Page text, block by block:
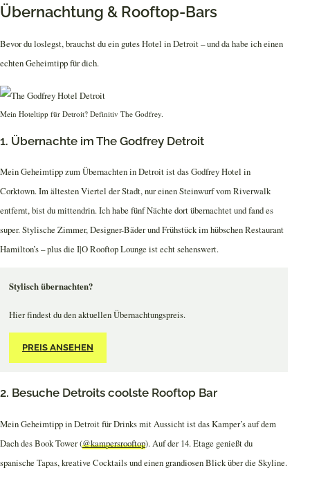
Übernachtung & Rooftop-Bars
Bevor du loslegst, brauchst du ein gutes Hotel in Detroit – und da habe ich einen
echten Geheimtipp für dich.
Mein Hoteltipp für Detroit? Definitiv The Godfrey.
1. Übernachte im The Godfrey Detroit
Mein Geheimtipp zum Übernachten in Detroit ist das Godfrey Hotel in
Corktown. Im ältesten Viertel der Stadt, nur einen Steinwurf vom Riverwalk
entfernt, bist du mittendrin. Ich habe fünf Nächte dort übernachtet und fand es
super. Stylische Zimmer, Designer-Bäder und Frühstück im hübschen Restaurant
Hamilton’s – plus die I|O Rooftop Lounge ist echt sehenswert.
Stylisch übernachten?
Hier findest du den aktuellen Übernachtungspreis.
PREIS ANSEHEN
2. Besuche Detroits coolste Rooftop Bar
Mein Geheimtipp in Detroit für Drinks mit Aussicht ist das Kamper’s auf dem
Dach des Book Tower (@kampersrooftop). Auf der 14. Etage genießt du
spanische Tapas, kreative Cocktails und einen grandiosen Blick über die Skyline.